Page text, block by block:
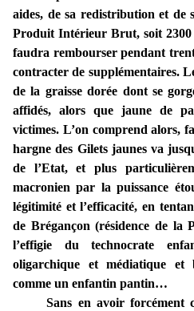
aides, de sa redistribution et de
Produit Intérieur Brut, soit 2300
faudra rembourser pendant
contracter de supplémentaires.
de la graisse dorée dont se
affidés, alors que jaune de
victimes. L’on comprend alors,
hargne des Gilets jaunes va
de l’Etat, et plus
macronien par la puissance
légitimité et l’efficacité, en
de Brégançon (résidence de la
l’effigie du technocrate
oligarchique et médiatique et
comme un enfantin pantin…
Sans en avoir forcément